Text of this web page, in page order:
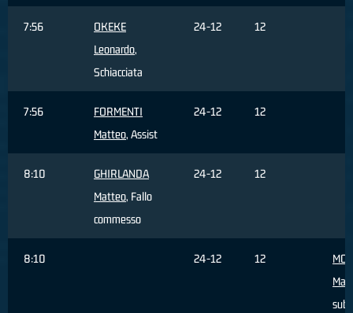
7:56
OKEKE
Leonardo,
Schiacciata
24-12 12
7:56
FORMENTI
Matteo, Assist
24-12 12
8:10
GHIRLANDA
Matteo, Fallo
commesso
24-12 12
8:10 24-12 12